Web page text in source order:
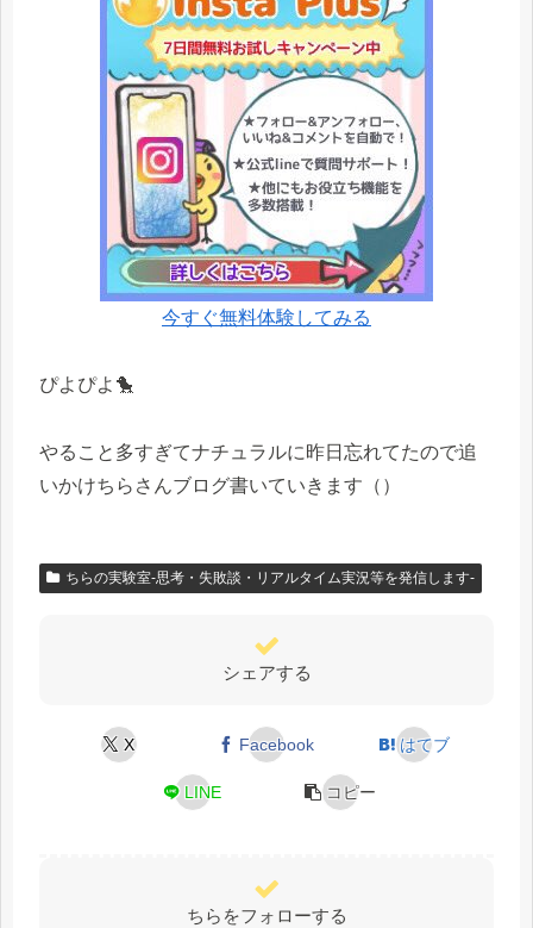
今すぐ無料体験してみる
ぴよぴよ🐤
やること多すぎてナチュラルに昨日忘れてたので追
いかけちらさんブログ書いていきます（）
ちらの実験室-思考・失敗談・リアルタイム実況等を発信します-
シェアする
X Facebook はてブ
LINE コピー
ちらをフォローする